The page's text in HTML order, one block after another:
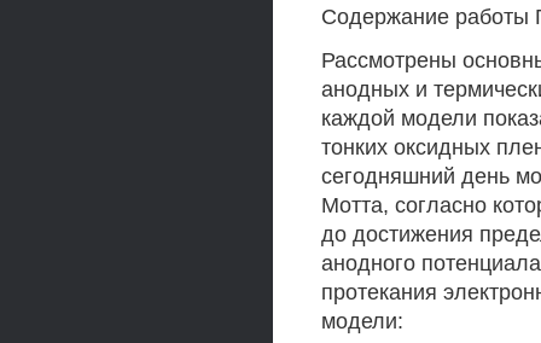
Содержание работы
Рассмотрены
анодных и
каждой модели
тонких оксидных
сегодняшний день
Мотта, согласно
до достижения
анодного
протекания
модели: